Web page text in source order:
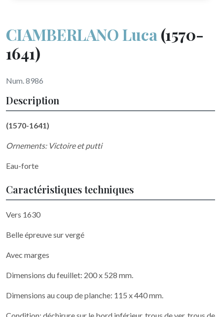
CIAMBERLANO Luca(1570-
1641)
Num. 8986
Description
(1570-1641)
Ornements: Victoire et putti
Eau-forte
Caractéristiques techniques
Vers 1630
Belle épreuve sur vergé
Avec marges
Dimensions du feuillet: 200 x 528 mm.
Dimensions au coup de planche: 115 x 440 mm.